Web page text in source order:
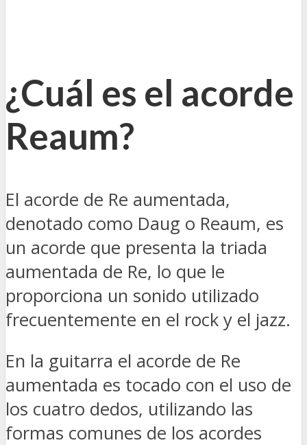
¿Cuál es el acorde
Reaum?
El acorde de Re aumentada,
denotado como Daug o Reaum, es
un acorde que presenta la triada
aumentada de Re, lo que le
proporciona un sonido utilizado
frecuentemente en el rock y el jazz.
En la guitarra el acorde de Re
aumentada es tocado con el uso de
los cuatro dedos, utilizando las
formas comunes de los acordes